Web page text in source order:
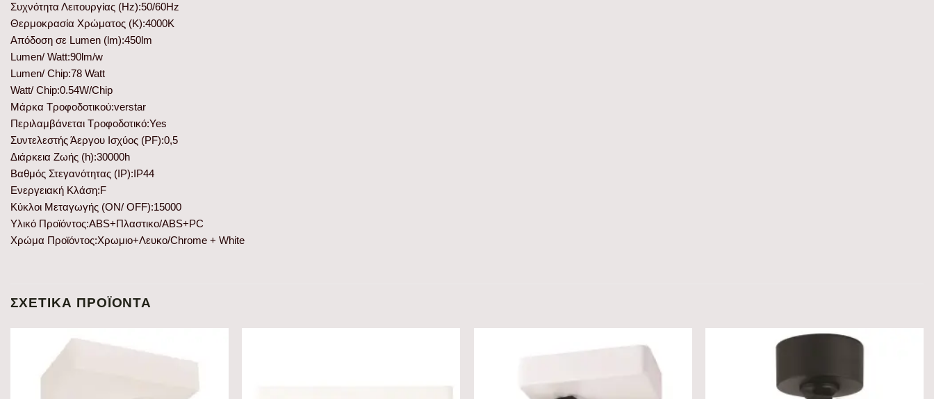
Συχνότητα Λειτουργίας (Hz):50/60Hz
Θερμοκρασία Χρώματος (K):4000K
Απόδοση σε Lumen (lm):450lm
Lumen/ Watt:90lm/w
Lumen/ Chip:78 Watt
Watt/ Chip:0.54W/Chip
Μάρκα Τροφοδοτικού:verstar
Περιλαμβάνεται Τροφοδοτικό:Yes
Συντελεστής Άεργου Ισχύος (PF):0,5
Διάρκεια Ζωής (h):30000h
Βαθμός Στεγανότητας (IP):IP44
Ενεργειακή Κλάση:F
Κύκλοι Μεταγωγής (ON/ OFF):15000
Υλικό Προϊόντος:ABS+Πλαστικο/ABS+PC
Χρώμα Προϊόντος:Χρωμιο+Λευκο/Chrome + White
ΣΧΕΤΙΚΆ ΠΡΟΪΌΝΤΑ